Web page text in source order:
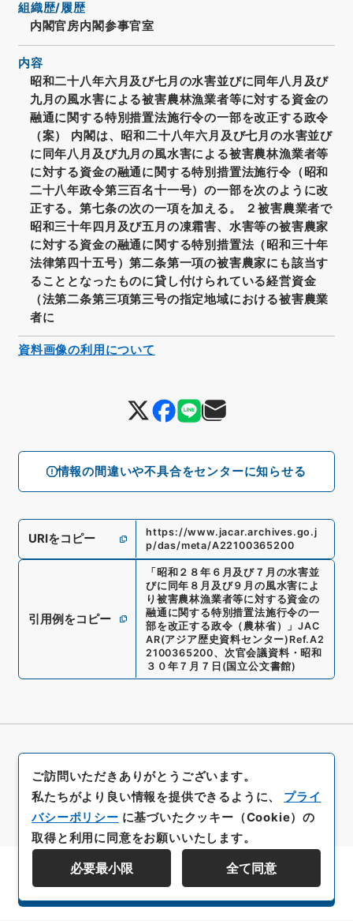
情報の間違いや不具合をセンターに知らせる
組織歴/履歴
内閣官房内閣参事官室
内容
昭和二十八年六月及び七月の水害並びに同年八月及び
九月の風水害による被害農林漁業者等に対する資金の
融通に関する特別措置法施行令の一部を改正する政令
（案） 内閣は、昭和二十八年六月及び七月の水害並び
に同年八月及び九月の風水害による被害農林漁業者等
に対する資金の融通に関する特別措置法施行令（昭和
二十八年政令第三百名十一号）の一部を次のように改
正する。第七条の次の一項を加える。 ２被害農業者で
昭和三十年四月及び五月の凍霜害、水害等の被害農家
に対する資金の融通に関する特別措置法（昭和三十年
法律第四十五号）第二条第一項の被害農家にも該当す
ることとなったものに貸し付けられている経営資金
（法第二条第三項第三号の指定地域における被害農業
者に
URIをコピー
https://www.jacar.archives.go.j
p/das/meta/A22100365200
引用例をコピー
「昭和２８年６月及び７月の水害並
びに同年８月及び９月の風水害によ
り被害農林漁業者等に対する資金の
融通に関する特別措置法施行令の一
部を改正する政令（農林省）
」JAC
AR(アジア歴史資料センター) Ref.A2
2100365200、 次官会議資料・昭和
３０年７月７日 (国立公文書館)
資料画像の利用について
資料群階層を表示する
ご訪問いただきありがとうございます。
私たちがより良い情報を提供できるように、 プライ
バシーポリシー に基づいたクッキー（Cookie）の
取得と利用に同意をお願いいたします。
必要最小限 全て同意